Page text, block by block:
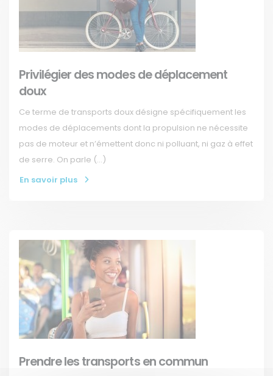
Privilégier des modes de déplacement
doux
Ce terme de transports doux désigne spécifiquement les
modes de déplacements dont la propulsion ne nécessite
pas de moteur et n’émettent donc ni polluant, ni gaz à effet
de serre. On parle (…)
En savoir plus
Prendre les transports en commun